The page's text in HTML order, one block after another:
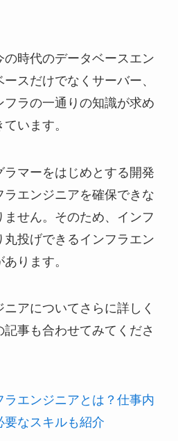
時代のデータベースエン
スだけでなくサーバー、
ラの一通りの知識が求め
います。
マーをはじめとする開発
エンジニアを確保できな
せん。そのため、インフ
丸投げできるインフラエン
ります。
アについてさらに詳しく
事も合わせてみてくださ
ラエンジニアとは？仕事内
なスキルも紹介